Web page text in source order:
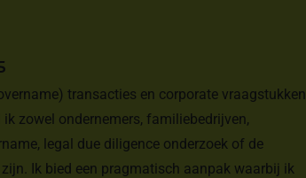
transacties en corporate vraagstukken
zowel ondernemers, familiebedrijven,
legal due diligence onderzoek of de
Ik bied een pragmatisch aanpak waarbij ik